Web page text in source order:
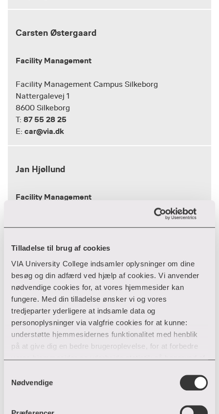
Tilladelse til brug af cookies
VIA University College indsamler oplysninger om dine
besøg og din adfærd ved hjælp af cookies. Vi anvender
nødvendige cookies for, at vores hjemmesider kan
fungere. Med din tilladelse ønsker vi og vores
tredjeparter yderligere at indsamle data og
personoplysninger via valgfrie cookies for at kunne:
understøtte hjemmesidernes funktionalitet med henblik
på at give dig en bedre brugeroplevelse, for at forbedre
vores hjemmesider og udarbejde statistik på baggrund af
hjemmesider og sociale netværk.
Du kan til enhver tid til- og fravælge cookies eller trække
Nødvendige
Carsten Østergaard
Facility Management
Facility Management Campus Silkeborg
Nattergalevej 1
8600 Silkeborg
T: 87 55 28 25
E: car@via.dk
Jan Hjøllund
Facility Management
8600 Silkeborg
E: jahj@via.dk
Karsten Kildehøj
Facility Management
8600 Silkeborg